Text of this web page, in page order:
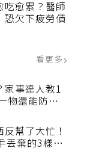
吃愈累？醫師
恐欠下疲勞債
家事達人教1
反幫了大忙！
丟棄的3樣物